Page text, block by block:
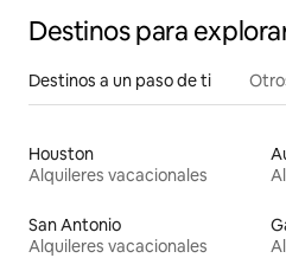
Destinos para
Destinos a un paso de ti
Houston
Alquileres vacacionales
San Antonio
Alquileres vacacionales